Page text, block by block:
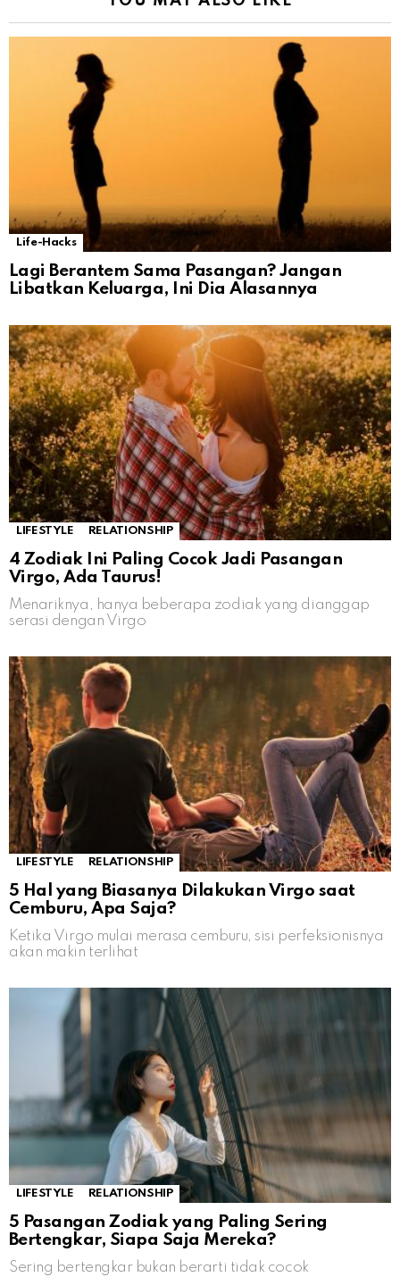
Life-Hacks
Lagi Berantem Sama Pasangan? Jangan
Libatkan Keluarga, Ini Dia Alasannya
LIFESTYLE RELATIONSHIP
4 Zodiak Ini Paling Cocok Jadi Pasangan
Virgo, Ada Taurus!
Menariknya, hanya beberapa zodiak yang dianggap
serasi dengan Virgo
LIFESTYLE RELATIONSHIP
5 Hal yang Biasanya Dilakukan Virgo saat
Cemburu, Apa Saja?
Ketika Virgo mulai merasa cemburu, sisi perfeksionisnya
akan makin terlihat
LIFESTYLE RELATIONSHIP
5 Pasangan Zodiak yang Paling Sering
Bertengkar, Siapa Saja Mereka?
Sering bertengkar bukan berarti tidak cocok